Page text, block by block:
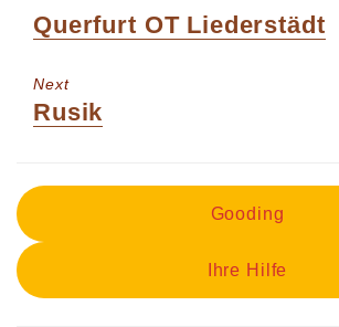
Querfurt OT Liederstädt
Next
Next
Rusik
Gooding
Ihre Hilfe